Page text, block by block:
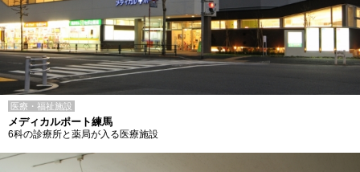
医療・福祉施設
メディカルポート練馬
6科の診療所と薬局が入る医療施設